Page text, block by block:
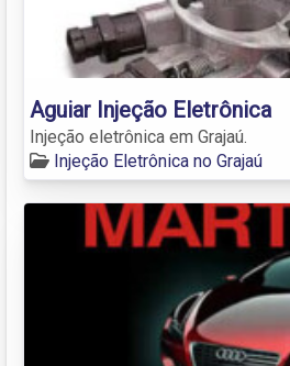
Aguiar Injeção Eletrônica
Injeção eletrônica em Grajaú.
Injeção Eletrônica no Grajaú